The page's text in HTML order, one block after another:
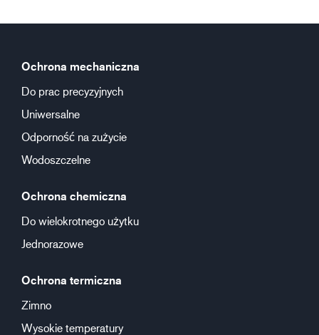
Ochrona mechaniczna
Do prac precyzyjnych
Uniwersalne
Odporność na zużycie
Wodoszczelne
Ochrona chemiczna
Do wielokrotnego użytku
Jednorazowe
Ochrona termiczna
Zimno
Wysokie temperatury